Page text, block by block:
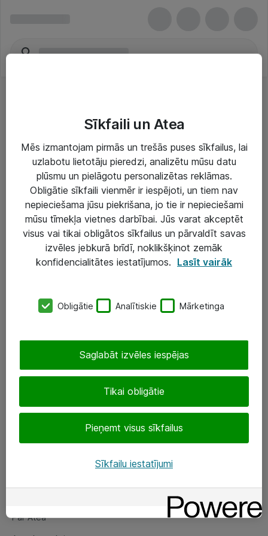
Risinājumi & Pakalpojumi
IT serviss un atbalsts
IT infrastruktūra
Darba vietu IT risinājumi
Serveri un datu centri
SIA „ATEA”
eShop@atea.lv
Sekojiet mums
Par Atea
Par Atea
Sīkfaili un Atea
Mēs izmantojam pirmās un trešās puses sīkfailus, lai
uzlabotu lietotāju pieredzi, analizētu mūsu datu
plūsmu un pielāgotu personalizētas reklāmas.
Obligātie sīkfaili vienmēr ir iespējoti, un tiem nav
nepieciešama jūsu piekrišana, jo tie ir nepieciešami
mūsu tīmekļa vietnes darbībai. Jūs varat akceptēt
visus vai tikai obligātos sīkfailus un pārvaldīt savas
izvēles jebkurā brīdī, noklikšķinot zemāk
konfidencialitātes iestatījumos. Lasīt vairāk
Obligātie Analītiskie Mārketinga
Tikai obligātie
Pieņemt visus sīkfailus
Saglabāt izvēles iespējas
Sīkfailu iestatījumi